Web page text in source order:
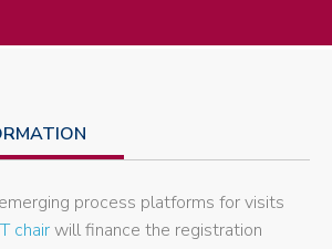
process platforms for visits
chairwill finance the registration